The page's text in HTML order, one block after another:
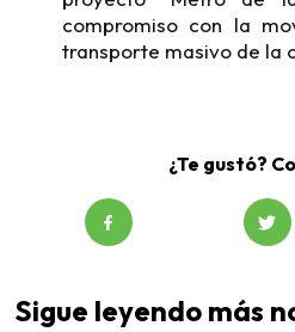
compromiso con la
transporte masivo de la
¿Te gustó?
Sigue leyendo más